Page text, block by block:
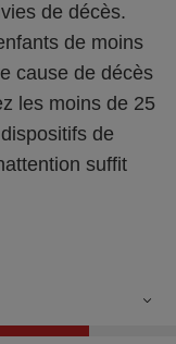
de décès.
de moins
cause de décès
les moins de 25
de
suffit